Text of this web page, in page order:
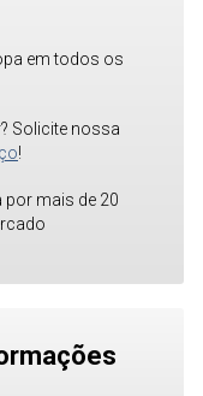
em todos os
Solicite nossa
!
por mais de 20